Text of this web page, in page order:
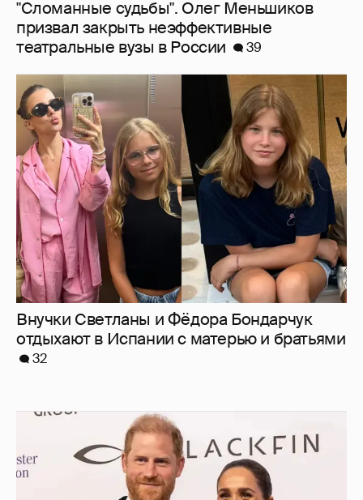
Внучки Светланы и Фёдора Бондарчук
отдыхают в Испании с матерью и братьями
32
Меган Маркл и принц Гарри вышли в свет
в Канаде